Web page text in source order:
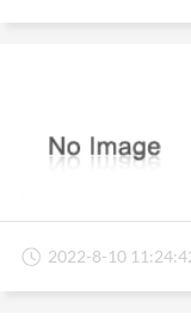
2022-8-10